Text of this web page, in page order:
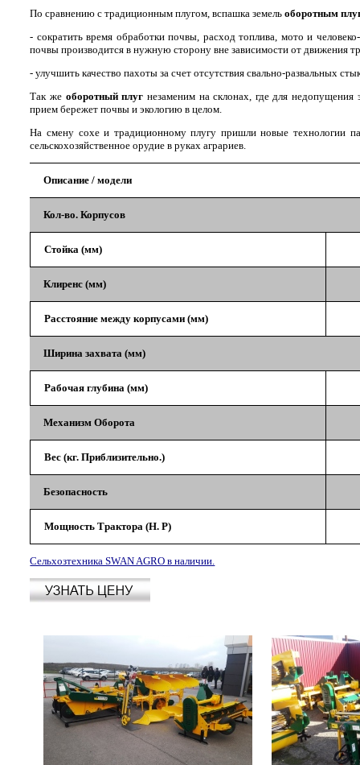
По сравнению с традиционным плугом, вспашка земельоборотным
- сократить время обработки почвы, расход топлива, мото и
почвы производится в нужную сторону вне зависимости от движения
- улучшить качество пахоты за счет отсутствия свально-развальных
Так же оборотный плуг незаменим на склонах, где для недопущения
прием бережет почвы и экологию в целом.
На смену сохе и традиционному плугу пришли новые технологии
сельскохозяйственное орудие в руках аграриев.
Описание / модели
Кол-во. Корпусов
Стойка (мм)
Клиренс (мм)
Расстояние между корпусами (мм)
Ширина захвата (мм)
Рабочая глубина (мм)
Механизм Оборота
Вес (кг. Приблизительно.)
Безопасность
Мощность Трактора (H. P)
Сельхозтехника SWAN AGRO в наличии.